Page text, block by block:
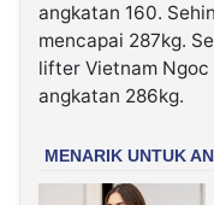
angkatan 160.
mencapai 287kg.
lifter Vietnam
angkatan 286kg.